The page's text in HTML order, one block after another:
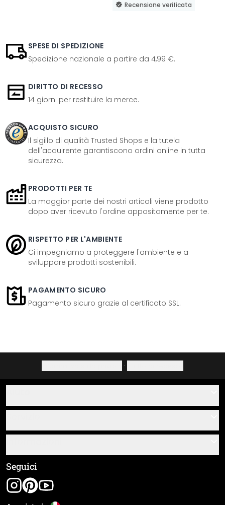
Recensione verificata
SPESE DI SPEDIZIONE
Spedizione nazionale a partire da 4,99 €.
DIRITTO DI RECESSO
14 giorni per restituire la merce.
ACQUISTO SICURO
Il sigillo di qualità Trusted Shops e la tutela
dell'acquirente garantiscono ordini online in tutta
sicurezza.
PRODOTTI PER TE
La maggior parte dei nostri articoli viene prodotto
dopo aver ricevuto l'ordine appositamente per te.
RISPETTO PER L'AMBIENTE
Ci impegniamo a proteggere l'ambiente e a
sviluppare prodotti sostenibili.
PAGAMENTO SICURO
Pagamento sicuro grazie al certificato SSL.
·
Chi siamo
Istruzioni di posa e montaggio
Panoramica dei materiali
Tracciamento spedizione
Termini e condizioni generali
Note legali
Seguici